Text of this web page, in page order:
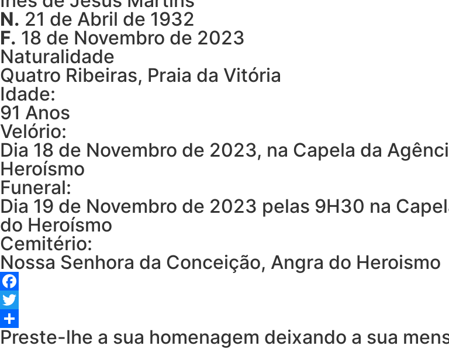
N. 21 de Abril de 1932
F. 18 de Novembro de 2023
Naturalidade
Quatro Ribeiras, Praia da Vitória
Idade:
91 Anos
Velório:
Dia 18 de Novembro de 2023, na Capela da
Heroísmo
Funeral:
Dia 19 de Novembro de 2023 pelas 9H30 na
do Heroísmo
Cemitério:
Nossa Senhora da Conceição, Angra do Heroismo
Facebook
Twitter
Share
Preste-lhe a sua homenagem deixando a sua